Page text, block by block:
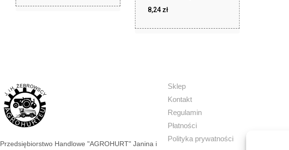
8,24 zł
Przedsiębiorstwo Handlowe "AGROHURT" Janina i
Sklep
Kontakt
Regulamin
Płatności
Polityka prywatności